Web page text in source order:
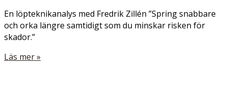
En löpteknikanalys med Fredrik Zillén ”Spring snabbare
och orka längre samtidigt som du minskar risken för
skador.”
Läs mer »